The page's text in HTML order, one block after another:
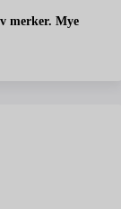
merker. Mye